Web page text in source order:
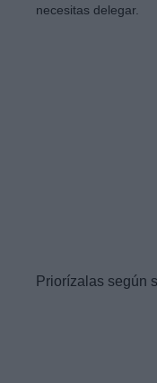
necesitas delegar.
Priorízalas según